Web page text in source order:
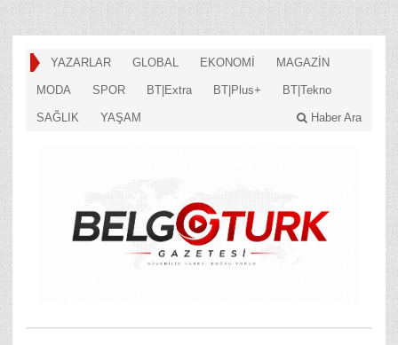
YAZARLAR GLOBAL EKONOMİ MAGAZİN
MODA SPOR BT|Extra BT|Plus+ BT|Tekno
SAĞLIK YAŞAM Haber Ara